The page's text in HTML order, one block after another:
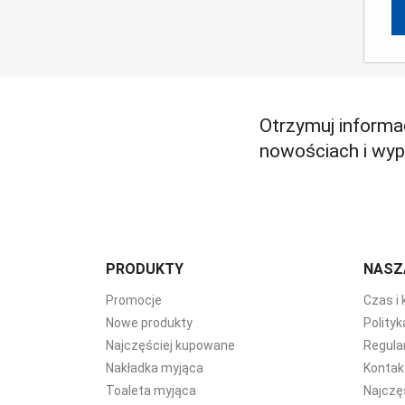
Otrzymuj
nowościach i
PRODUKTY
Promocje
Nowe produkty
Najczęściej kupowane
Nakładka myjąca
Toaleta myjąca
Czas i